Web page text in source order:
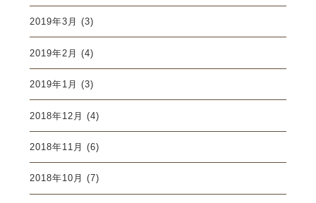
2019年3月 (3)
2019年2月 (4)
2019年1月 (3)
2018年12月 (4)
2018年11月 (6)
2018年10月 (7)